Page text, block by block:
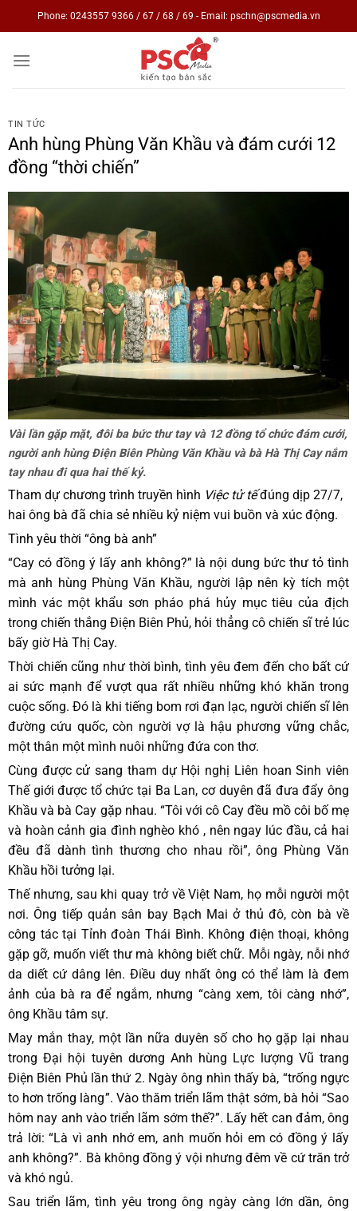
to
Phone: 0243557 9366 / 67 / 68 / 69 - Email: pschn@pscmedia.vn
TIN TỨC
Anh hùng Phùng Văn Khầu và đám cưới 12
đồng “thời chiến”
Vài lần gặp mặt, đôi ba bức thư tay và 12 đồng tổ chức đám cưới,
người anh hùng Điện Biên Phùng Văn Khầu và bà Hà Thị Cay nắm
tay nhau đi qua hai thế kỷ.
Tham dự chương trình truyền hình Việc tử tếđúng dịp 27/7,
hai ông bà đã chia sẻ nhiều kỷ niệm vui buồn và xúc động.
Tình yêu thời “ông bà anh”
“Cay có đồng ý lấy anh không?” là nội dung bức thư tỏ tình
mà anh hùng Phùng Văn Khầu, người lập nên kỳ tích một
mình vác một khẩu sơn pháo phá hủy mục tiêu của địch
trong chiến thắng Điện Biên Phủ, hỏi thẳng cô chiến sĩ trẻ lúc
bấy giờ Hà Thị Cay.
Thời chiến cũng như thời bình, tình yêu đem đến cho bất cứ
ai sức mạnh để vượt qua rất nhiều những khó khăn trong
cuộc sống. Đó là khi tiếng bom rơi đạn lạc, người chiến sĩ lên
đường cứu quốc, còn người vợ là hậu phương vững chắc,
một thân một mình nuôi những đứa con thơ.
Cùng được cử sang tham dự Hội nghị Liên hoan Sinh viên
Thế giới được tổ chức tại Ba Lan, cơ duyên đã đưa đẩy ông
Khầu và bà Cay gặp nhau. “Tôi với cô Cay đều mồ côi bố mẹ
và hoàn cảnh gia đình nghèo khó , nên ngay lúc đầu, cả hai
đều đã dành tình thương cho nhau rồi”, ông Phùng Văn
Khầu hồi tưởng lại.
Thế nhưng, sau khi quay trở về Việt Nam, họ mỗi người một
nơi. Ông tiếp quản sân bay Bạch Mai ở thủ đô, còn bà về
công tác tại Tỉnh đoàn Thái Bình. Không điện thoại, không
gặp gỡ, muốn viết thư mà không biết chữ. Mỗi ngày, nỗi nhớ
da diết cứ dâng lên. Điều duy nhất ông có thể làm là đem
ảnh của bà ra để ngắm, nhưng “càng xem, tôi càng nhớ”,
ông Khầu tâm sự.
May mắn thay, một lần nữa duyên số cho họ gặp lại nhau
trong Đại hội tuyên dương Anh hùng Lực lượng Vũ trang
Điện Biên Phủ lần thứ 2. Ngày ông nhìn thấy bà, “trống ngực
to hơn trống làng”. Vào thăm triển lãm thật sớm, bà hỏi “Sao
hôm nay anh vào triển lãm sớm thế?”. Lấy hết can đảm, ông
trả lời: “Là vì anh nhớ em, anh muốn hỏi em có đồng ý lấy
anh không?”. Bà không đồng ý vội nhưng đêm về cứ trăn trở
và khó ngủ.
Sau triển lãm, tình yêu trong ông ngày càng lớn dần, ông